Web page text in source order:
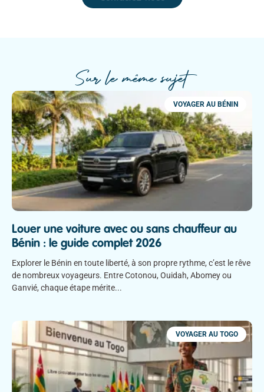
Sur le même sujet
VOYAGER AU BÉNIN
Louer une voiture avec ou sans chauffeur au
Bénin : le guide complet 2026
Explorer le Bénin en toute liberté, à son propre rythme, c’est le rêve
de nombreux voyageurs. Entre Cotonou, Ouidah, Abomey ou
Ganvié, chaque étape mérite
VOYAGER AU TOGO